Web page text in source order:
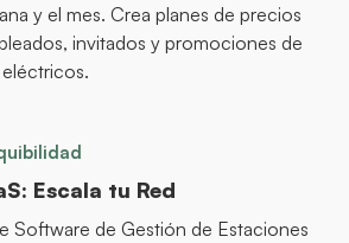
y el mes. Crea planes de precios
invitados y promociones de
Escala tu Red
Software de Gestión de Estaciones